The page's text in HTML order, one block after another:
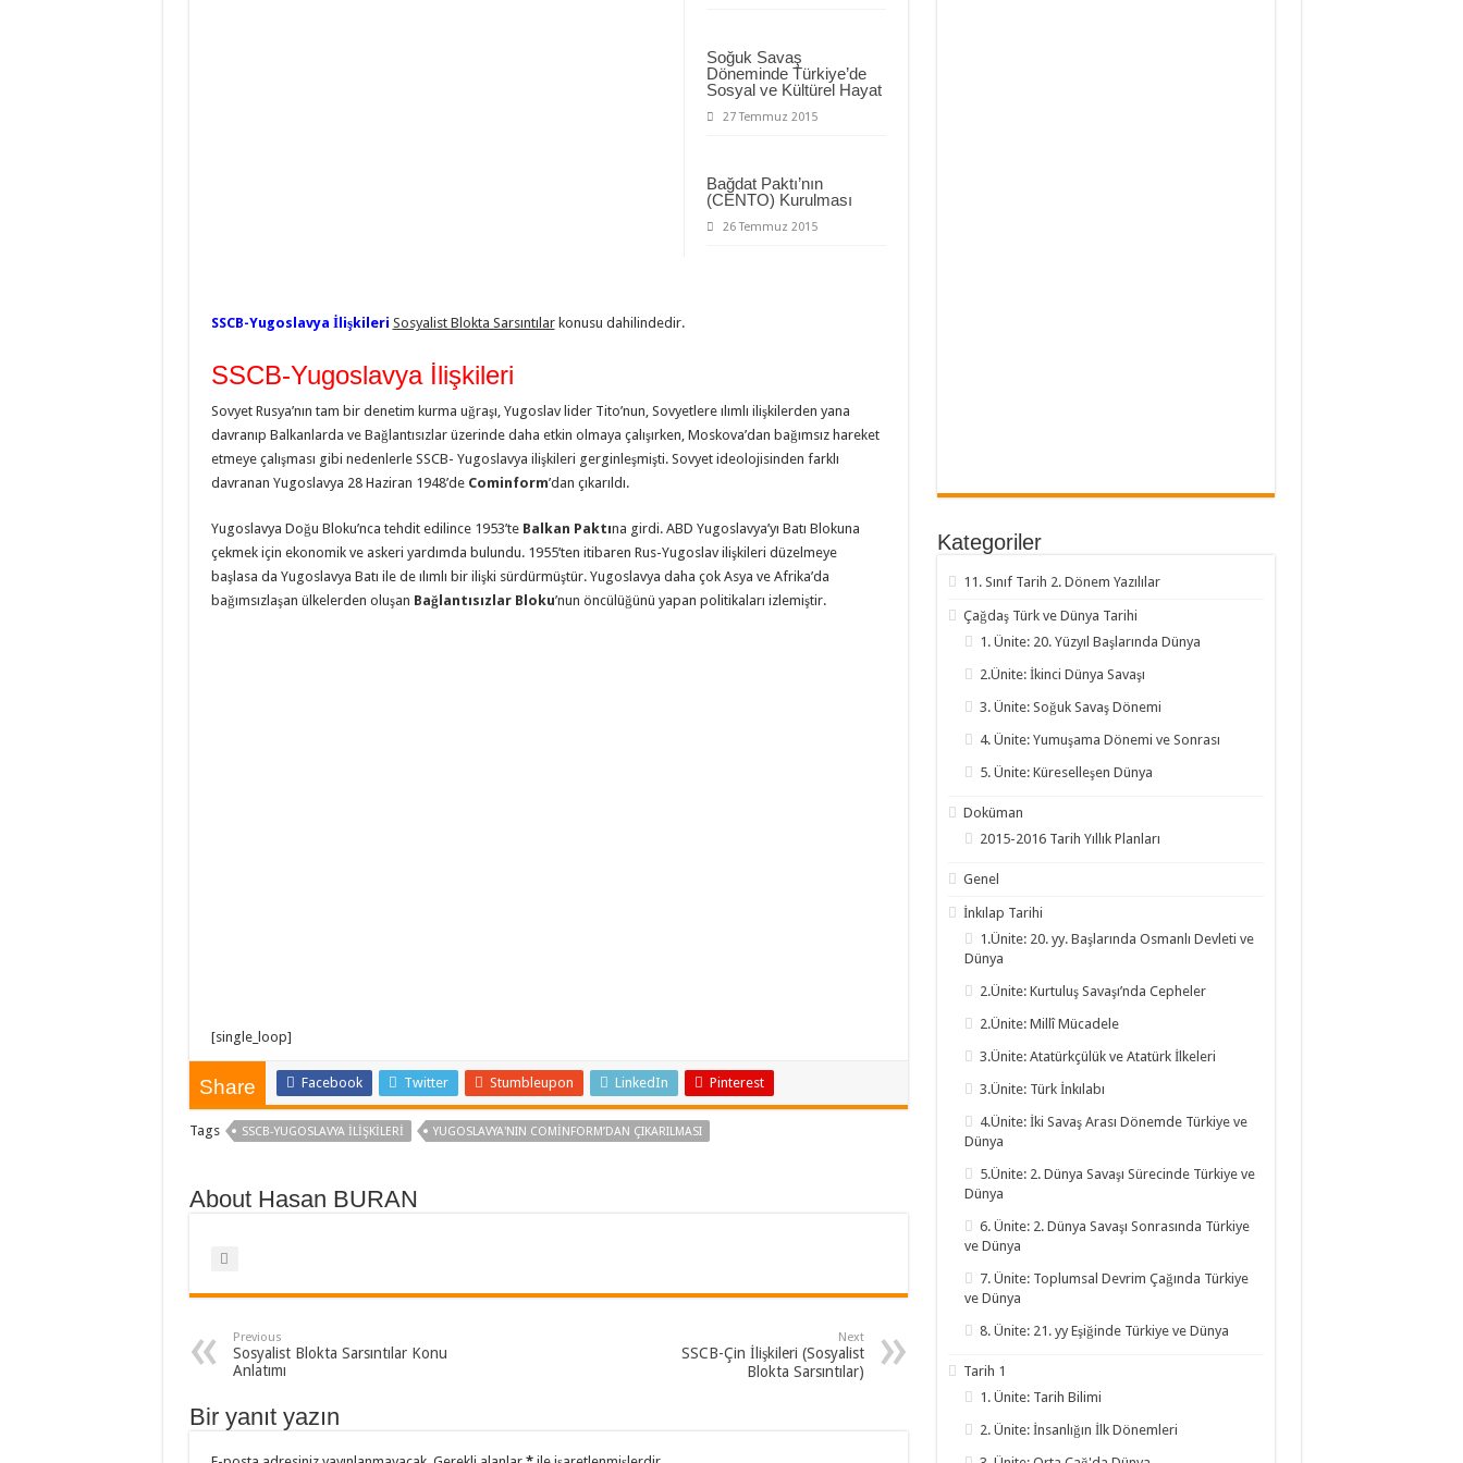
Soğuk Savaş
Döneminde Türkiye’de
Sosyal ve Kültürel Hayat
27 Temmuz 2015
Bağdat Paktı’nın
(CENTO) Kurulması
26 Temmuz 2015
SSCB-Yugoslavya İlişkileri Sosyalist Blokta Sarsıntılarkonusu dahilindedir.
SSCB-Yugoslavya İlişkileri
Sovyet Rusya’nın tam bir denetim kurma uğraşı, Yugoslav lider Tito’nun, Sovyetlere ılımlı ilişkilerden yana
davranıp Balkanlarda ve Bağlantısızlar üzerinde daha etkin olmaya çalışırken, Moskova’dan bağım­sız hareket
etmeye çalışması gibi nedenlerle SSCB- Yugoslavya ilişkileri gerginleşmişti. Sovyet ideolojisin­den farklı
davranan Yugoslavya 28 Haziran 1948’de Cominform’dan çıkarıldı.
Yugoslavya Doğu Bloku’nca tehdit edilince 1953’te Balkan Paktına girdi. ABD Yugoslavya’yı Batı Blokuna
çekmek için ekonomik ve askeri yardımda bulundu. 1955’ten itibaren Rus-Yugoslav ilişkileri düzelmeye
başlasa da Yugoslavya Batı ile de ılımlı bir ilişki sür­dürmüştür. Yugoslavya daha çok Asya ve Afrika’da
bağımsızlaşan ülkelerden oluşan Bağlantısızlar Bloku’nun öncülüğünü yapan politikaları izlemiştir.
[single_loop]
Share Facebook Twitter Stumbleupon LinkedIn Pinterest
Tags SSCB-YUGOSLAVYA İLIŞKILERI YUGOSLAVYA'NIN COMINFORM’DAN ÇIKARILMASI
About Hasan BURAN
Previous
Sosyalist Blokta Sarsıntılar Konu
Anlatımı
Next
SSCB-Çin İlişkileri (Sosyalist
Blokta Sarsıntılar)
Bir yanıt yazın
Kategoriler
11. Sınıf Tarih 2. Dönem Yazılılar
Çağdaş Türk ve Dünya Tarihi
1. Ünite: 20. Yüzyıl Başlarında Dünya
2.Ünite: İkinci Dünya Savaşı
3. Ünite: Soğuk Savaş Dönemi
4. Ünite: Yumuşama Dönemi ve Sonrası
5. Ünite: Küreselleşen Dünya
Doküman
2015-2016 Tarih Yıllık Planları
Genel
İnkılap Tarihi
1.Ünite: 20. yy. Başlarında Osmanlı Devleti ve
Dünya
2.Ünite: Kurtuluş Savaşı’nda Cepheler
2.Ünite: Millî Mücadele
3.Ünite: Atatürkçülük ve Atatürk İlkeleri
3.Ünite: Türk İnkılabı
4.Ünite: İki Savaş Arası Dönemde Türkiye ve
Dünya
5.Ünite: 2. Dünya Savaşı Sürecinde Türkiye ve
Dünya
6. Ünite: 2. Dünya Savaşı Sonrasında Türkiye
ve Dünya
7. Ünite: Toplumsal Devrim Çağında Türkiye
ve Dünya
8. Ünite: 21. yy Eşiğinde Türkiye ve Dünya
Tarih 1
1. Ünite: Tarih Bilimi
2. Ünite: İnsanlığın İlk Dönemleri